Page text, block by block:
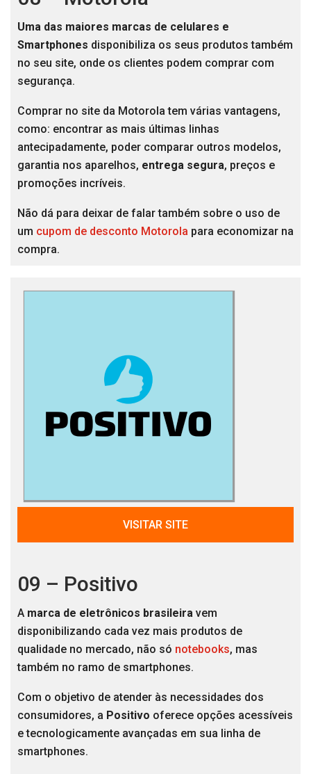
Uma das maiores marcas de celulares e
Smartphones disponibiliza os seus produtos também
no seu site, onde os clientes podem comprar com
segurança.
Comprar no site da Motorola tem várias vantagens,
como: encontrar as mais últimas linhas
antecipadamente, poder comparar outros modelos,
garantia nos aparelhos, entrega segura, preços e
promoções incríveis.
Não dá para deixar de falar também sobre o uso de
um cupom de desconto Motorola para economizar na
compra.
VISITAR SITE
09 – Positivo
A marca de eletrônicos brasileira vem
disponibilizando cada vez mais produtos de
qualidade no mercado, não só notebooks, mas
também no ramo de smartphones.
Com o objetivo de atender às necessidades dos
consumidores, a Positivo oferece opções acessíveis
e tecnologicamente avançadas em sua linha de
smartphones.